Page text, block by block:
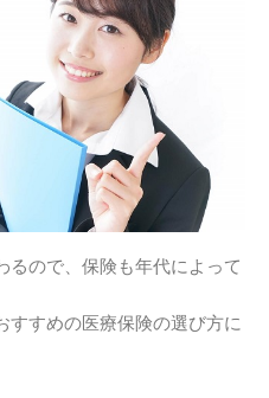
るので、保険も年代によって
すすめの医療保険の選び方に